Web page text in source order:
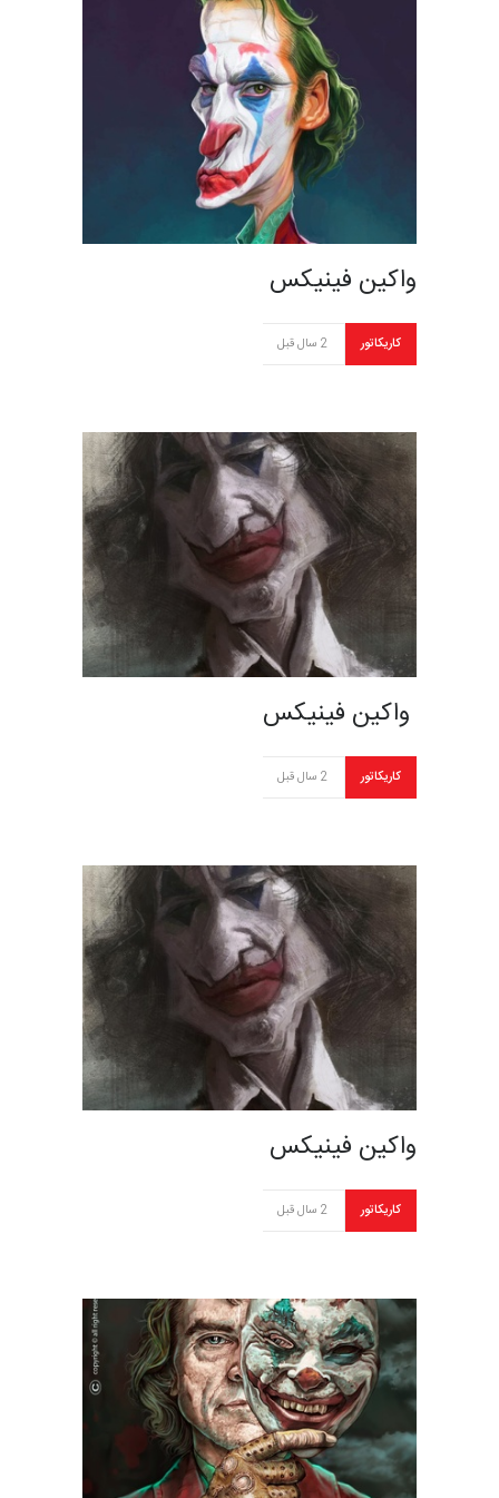
واکین فینیکس
کاریکاتور 2 سال قبل
کاریکاتور 2 سال قبل
واکین فینیکس
کاریکاتور 2 سال قبل